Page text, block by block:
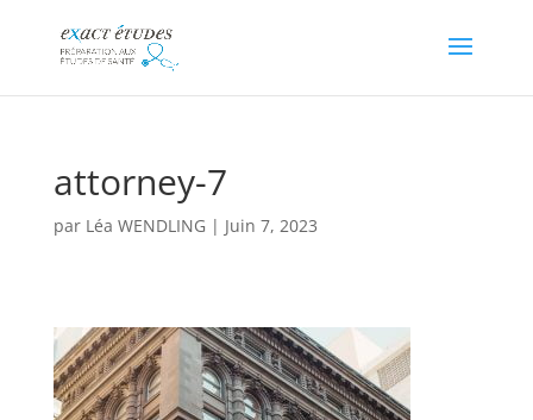
attorney-7
par Léa WENDLING | Juin 7, 2023